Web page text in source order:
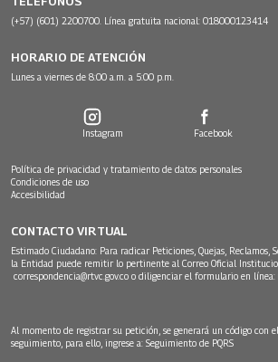
(+57) (601) 2200700. Línea gratuita nacional: 018000123414
HORARIO DE ATENCIÓN
Lunes a viernes de 8:00 a.m. a 5:00 p.m.
Instagram Facebook
Política de privacidad y tratamiento de datos personales
Condiciones de uso
Accesibilidad
CONTACTO VIRTUAL
Estimado Ciudadano: Para radicar Peticiones, Quejas, Reclamos,
la Entidad puede remitir lo pertinente al Correo Oficial
correspondencia@rtvc.gov.co o diligenciar el formulario en línea:
Al momento de registrar su petición, se generará un código con
seguimiento, para ello, ingrese a: Seguimiento de PQRS